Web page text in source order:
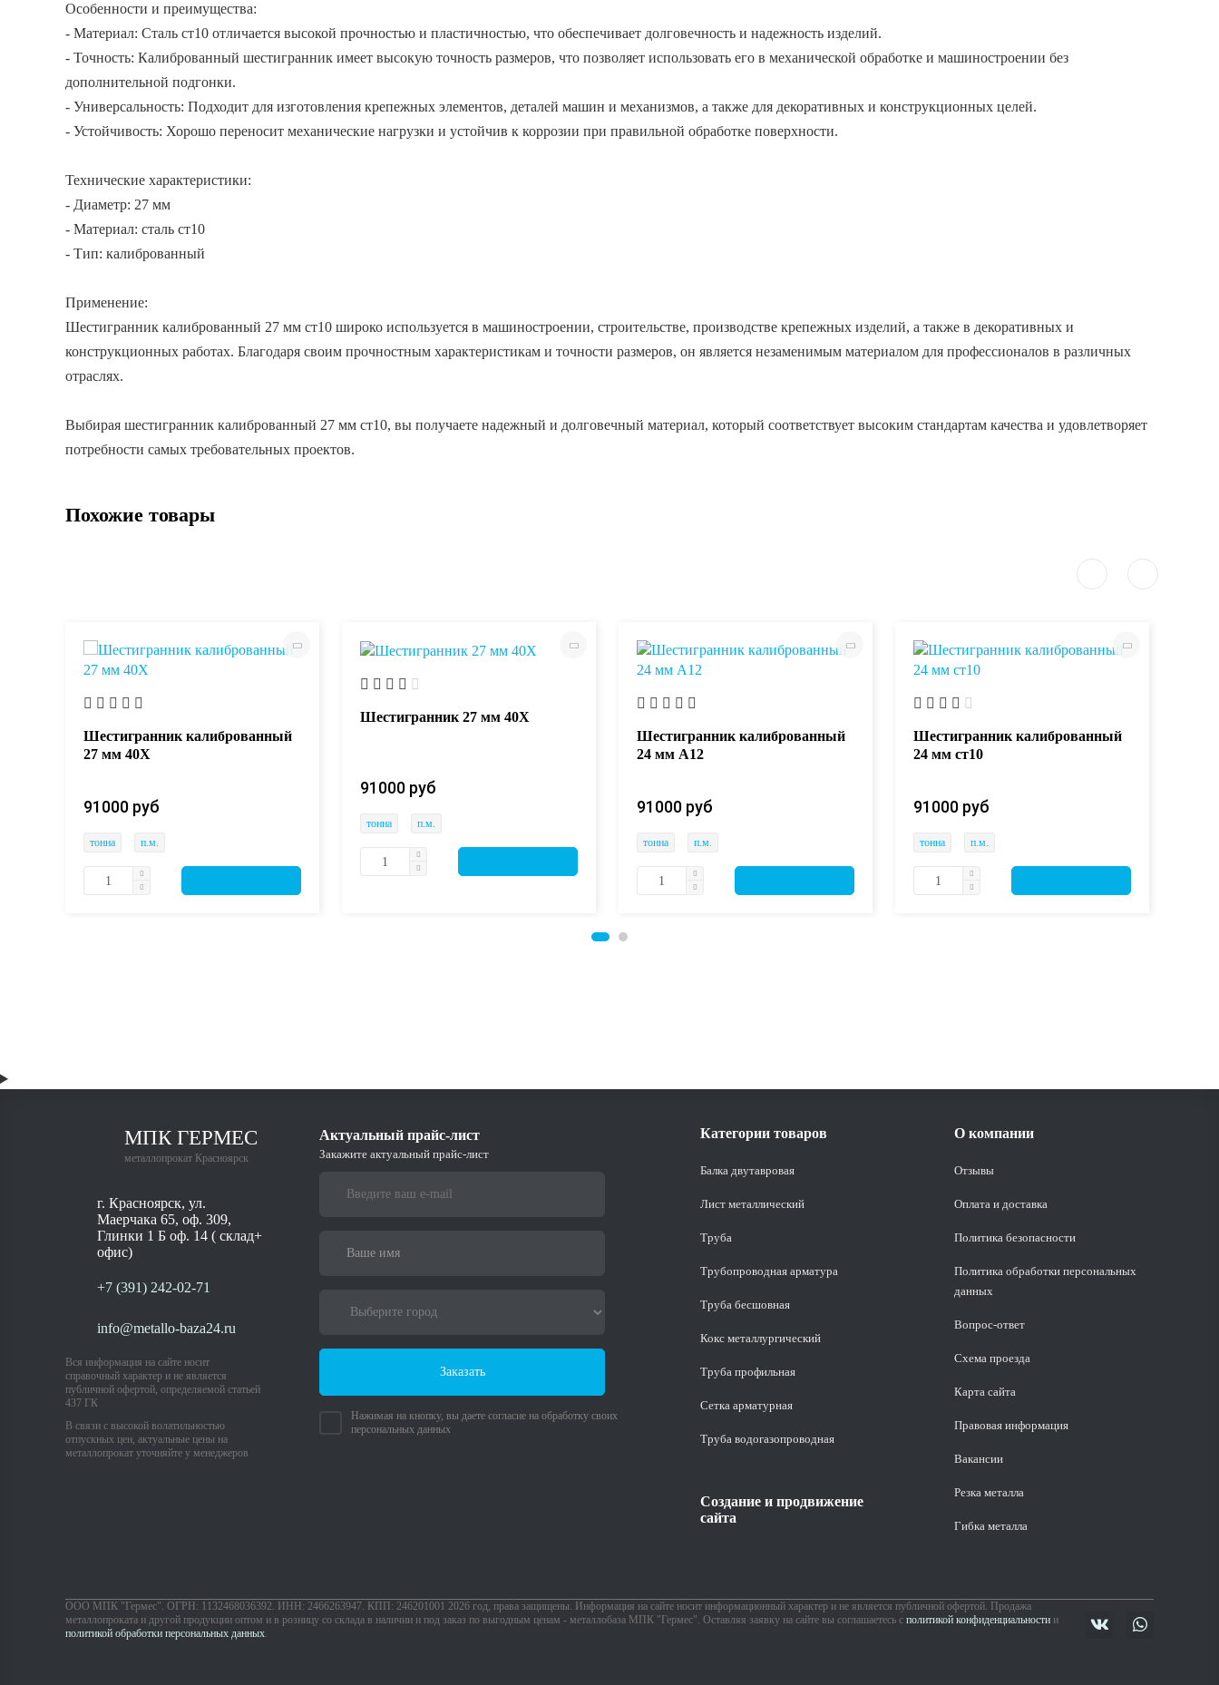
Особенности и преимущества:
- Материал: Сталь ст10 отличается высокой прочностью и пластичностью, что обеспечивает долговечность и надежность изделий.
- Точность: Калиброванный шестигранник имеет высокую точность размеров, что позволяет использовать его в механической обработке и машиностроении без
дополнительной подгонки.
- Универсальность: Подходит для изготовления крепежных элементов, деталей машин и механизмов, а также для декоративных и конструкционных целей.
- Устойчивость: Хорошо переносит механические нагрузки и устойчив к коррозии при правильной обработке поверхности.
Технические характеристики:
- Диаметр: 27 мм
- Материал: сталь ст10
- Тип: калиброванный
Применение:
Шестигранник калиброванный 27 мм ст10 широко используется в машиностроении, строительстве, производстве крепежных изделий, а также в декоративных и
конструкционных работах. Благодаря своим прочностным характеристикам и точности размеров, он является незаменимым материалом для профессионалов в различных
отраслях.
Выбирая шестигранник калиброванный 27 мм ст10, вы получаете надежный и долговечный материал, который соответствует высоким стандартам качества и удовлетворяет
потребности самых требовательных проектов.
Похожие товары
Шестигранник калиброванный
27 мм 40Х
91000 руб
тонна п.м.
Шестигранник 27 мм 40Х
91000 руб
тонна п.м.
Шестигранник калиброванный
24 мм А12
91000 руб
тонна п.м.
Шестигранник калиброванный
24 мм ст10
91000 руб
тонна п.м.
МПК ГЕРМЕС
металлопрокат Красноярск
г. Красноярск, ул.
Маерчака 65, оф. 309,
Глинки 1 Б оф. 14 ( склад+
офис)
+7 (391) 242-02-71
info@metallo-baza24.ru
Вся информация на сайте носит
справочный характер и не является
публичной офертой, определяемой статьей
437 ГК
В связи с высокой волатильностью
отпускных цен, актуальные цены на
металлопрокат уточняйте у менеджеров
Актуальный прайс-лист
Закажите актуальный прайс-лист
Заказать
Нажимая на кнопку, вы даете согласие на обработку своих
персональных данных
Категории товаров
Балка двутавровая
Лист металлический
Труба
Трубопроводная арматура
Труба бесшовная
Кокс металлургический
Труба профильная
Cетка арматурная
Труба водогазопроводная
Создание и продвижение
сайта
О компании
Отзывы
Оплата и доставка
Политика безопасности
Политика обработки персональных
данных
Вопрос-ответ
Схема проезда
Карта сайта
Правовая информация
Вакансии
Резка металла
Гибка металла
ООО МПК "Гермес". ОГРН: 1132468036392. ИНН: 2466263947. КПП: 246201001 2026 год, права защищены. Информация на сайте носит информационный характер и не является публичной офертой. Продажа
металлопроката и другой продукции оптом и в розницу со склада в наличии и под заказ по выгодным ценам - металлобаза МПК "Гермес". Оставляя заявку на сайте вы соглашаетесь с политикой конфиденциальности и
политикой обработки персональных данных.